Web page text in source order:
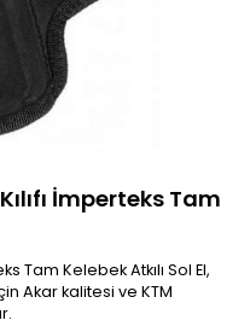
İmperteks Tam
Tam Kelebek Atkılı Sol El,
Akar kalitesi ve KTM